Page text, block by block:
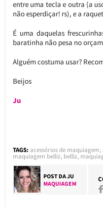
entre uma tecla e outra (a
não esperdiçar! rs), e a
É uma daquelas
baratinha não pesa no
Alguém costuma usar?
Beijos
Ju
TAGS: acessórios de maquiagem,
maquiagem belliz, belliz,
POST DAJU
MAQUIAGEM